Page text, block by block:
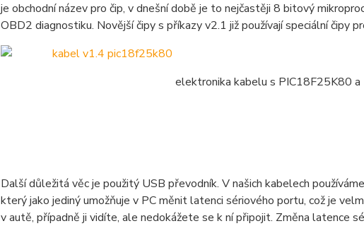
je obchodní název pro čip, v dnešní době je to nejčastěji 8 bitový
OBD2 diagnostiku. Novější čipy s příkazy v2.1 již používají speciální čipy
elektronika kabelu s PIC18F25K80
Další důležitá věc je použitý USB převodník. V našich kabelech
který jako jediný umožňuje v PC měnit latenci sériového portu, což je
v autě, případně ji vidíte, ale nedokážete se k ní připojit. Změna latence